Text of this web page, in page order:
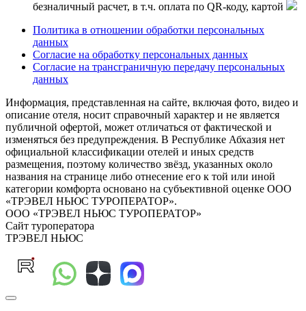
безналичный расчет, в т.ч. оплата по QR-коду, картой
Политика в отношении обработки персональных
данных
Согласие на обработку персональных данных
Согласие на трансграничную передачу персональных
данных
Информация, представленная на сайте, включая фото, видео и
описание отеля, носит справочный характер и не является
публичной офертой, может отличаться от фактической и
изменяться без предупреждения. В Республике Абхазия нет
официальной классификации отелей и иных средств
размещения, поэтому количество звёзд, указанных около
названия на странице либо отнесение его к той или иной
категории комфорта основано на субъективной оценке ООО
«ТРЭВЕЛ НЬЮС ТУРОПЕРАТОР».
ООО «ТРЭВЕЛ НЬЮС ТУРОПЕРАТОР»
Сайт туроператора
ТРЭВЕЛ НЬЮС